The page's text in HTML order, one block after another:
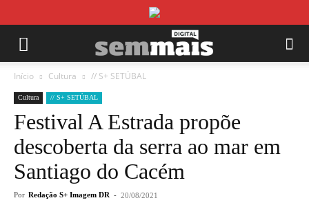
Início Cultura // S+ SETÚBAL
Cultura // S+ SETÚBAL
Festival A Estrada propõe
descoberta da serra ao mar em
Santiago do Cacém
Por Redação S+ Imagem DR - 20/08/2021